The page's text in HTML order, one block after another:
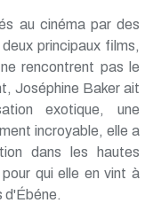
au cinéma par des
principaux films,
rencontrent pas le
Joséphine Baker ait
exotique, une
incroyable, elle a
dans les hautes
qui elle en vint à
d'Ébéne.